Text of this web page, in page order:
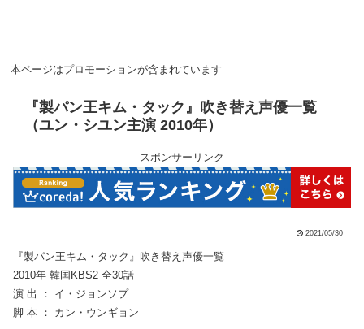
本ページはプロモーションが含まれています
『製パン王キム・タック』吹き替え声優一覧
（ユン・シユン主演 2010年）
スポンサーリンク
2021/05/30
『製パン王キム・タック』吹き替え声優一覧
2010年 韓国KBS2 全30話
演 出 ： イ・ジョンソプ
脚 本 ： カン・ウンギョン